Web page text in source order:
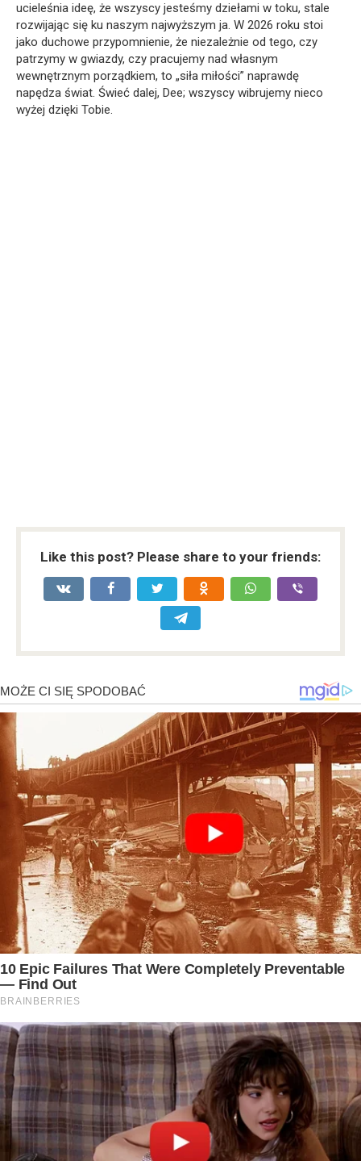
ucieleśnia ideę, że wszyscy jesteśmy dziełami w toku, stale
rozwijając się ku naszym najwyższym ja. W 2026 roku stoi
jako duchowe przypomnienie, że niezależnie od tego, czy
patrzymy w gwiazdy, czy pracujemy nad własnym
wewnętrznym porządkiem, to „siła miłości” naprawdę
napędza świat. Świeć dalej, Dee; wszyscy wibrujemy nieco
wyżej dzięki Tobie.
Like this post? Please share to your friends: